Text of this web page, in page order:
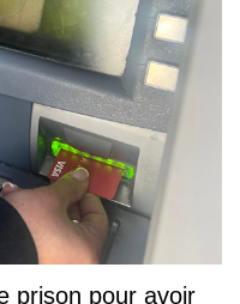
prison pour avoir